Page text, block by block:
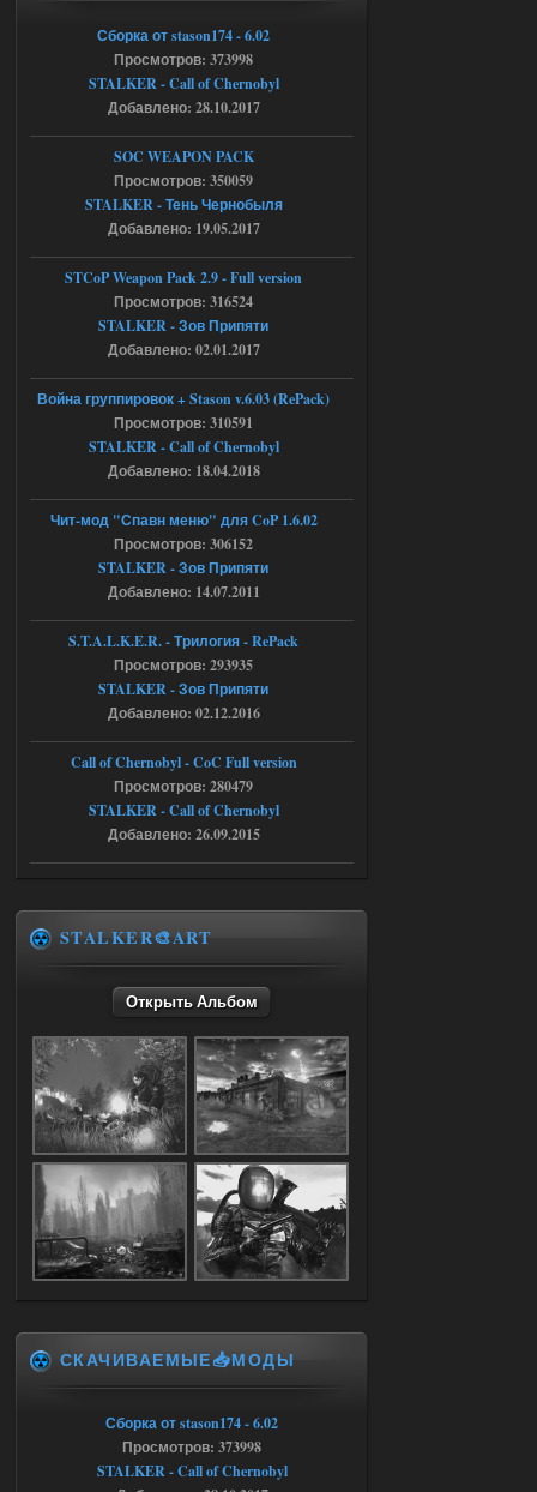
AndreySA
[05.08.26
20:23:10.934] [17468]
[error]Expression : FATAL ERROR
[error]Function :
CScriptEngine::lua_pcall_failed
[error]File : D:\a\OGSR-
Engine\OGSR-
Engine\ogsr_engine\COMMON_AI\scrip
t_engine.cpp
[error]Line : 75
[error]Description :
[CScriptEngine::lua_pcall_failed]: ... -
shadow of
chernobyl\gamedata\scripts\xr_camper.sc
ript:510: attempt to index local 'manager'
(a nil value)
Вылет после захода в Припять.
Ответить ➤
Скованные одной цепью
18:37
r4908778
с избавлением от баласта,
доходяга.
Ответить ➤
05.08.2026
Путь во мгле + GUNSLINGER mod
Stalker-Mods-Clan-su
Доступно только для пользователей
Ответить ➤
05.08.2026
Путь во мгле + GUNSLINGER mod
где пароль?
Ответить ➤
Dead Air: Refined
09:03
Stalker-Mods-Clan-su
Доступно только для пользователей
Ответить ➤
05.08.2026
Объединенный Пак 2 + OGSR +
STCoP WP 3.4
Доступно только для пользователей
Ответить ➤
Объединенный Пак 2 + OGSR +
Сборка от stason174 - 6.02
Просмотров: 373998
STALKER - Call of Chernobyl
Добавлено: 28.10.2017
SOC WEAPON PACK
Просмотров: 350059
STALKER - Тень Чернобыля
Добавлено: 19.05.2017
STCoP Weapon Pack 2.9 - Full version
Просмотров: 316524
STALKER - Зов Припяти
Добавлено: 02.01.2017
Война группировок + Stason v.6.03 (RePack)
Просмотров: 310591
STALKER - Call of Chernobyl
Добавлено: 18.04.2018
Чит-мод "Спавн меню" для CoP 1.6.02
Просмотров: 306152
STALKER - Зов Припяти
Добавлено: 14.07.2011
S.T.A.L.K.E.R. - Трилогия - RePack
Просмотров: 293935
STALKER - Зов Припяти
Добавлено: 02.12.2016
Call of Chernobyl - CoC Full version
Просмотров: 280479
STALKER - Call of Chernobyl
Добавлено: 26.09.2015
STALKER🎨ART
Открыть Альбом
СКАЧИВАЕМЫЕ📥МОДЫ
Сборка от stason174 - 6.02
Просмотров: 373998
STALKER - Call of Chernobyl